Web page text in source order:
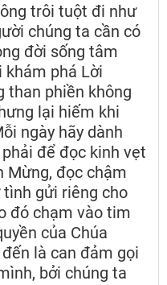
trôi tuột đi như
chúng ta cần có
đời sống tâm
khám phá Lời
than phiền không
lại hiếm khi
ngày hãy dành
để đọc kinh vẹt
Mừng, đọc chậm
gửi riêng cho
đó chạm vào tim
của Chúa
là can đảm gọi
bởi chúng ta